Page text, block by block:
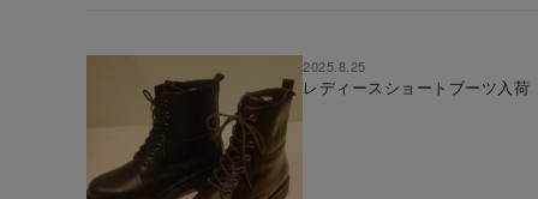
2025.8.25
レディースショートブーツ入荷